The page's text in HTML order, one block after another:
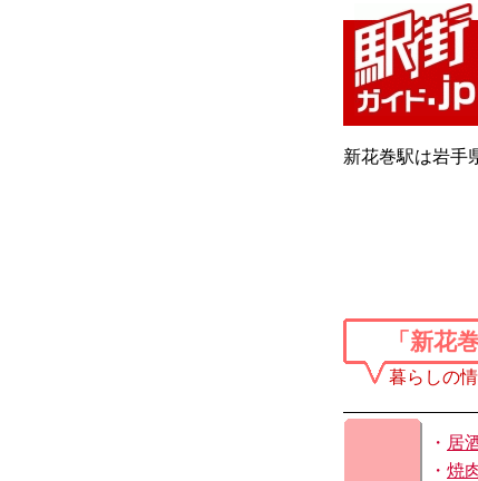
新花巻駅は岩手
「新花
暮らしの
・ 居
・ 焼